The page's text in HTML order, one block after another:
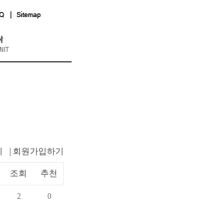
| 회원가입하기
조회 추천
2 0